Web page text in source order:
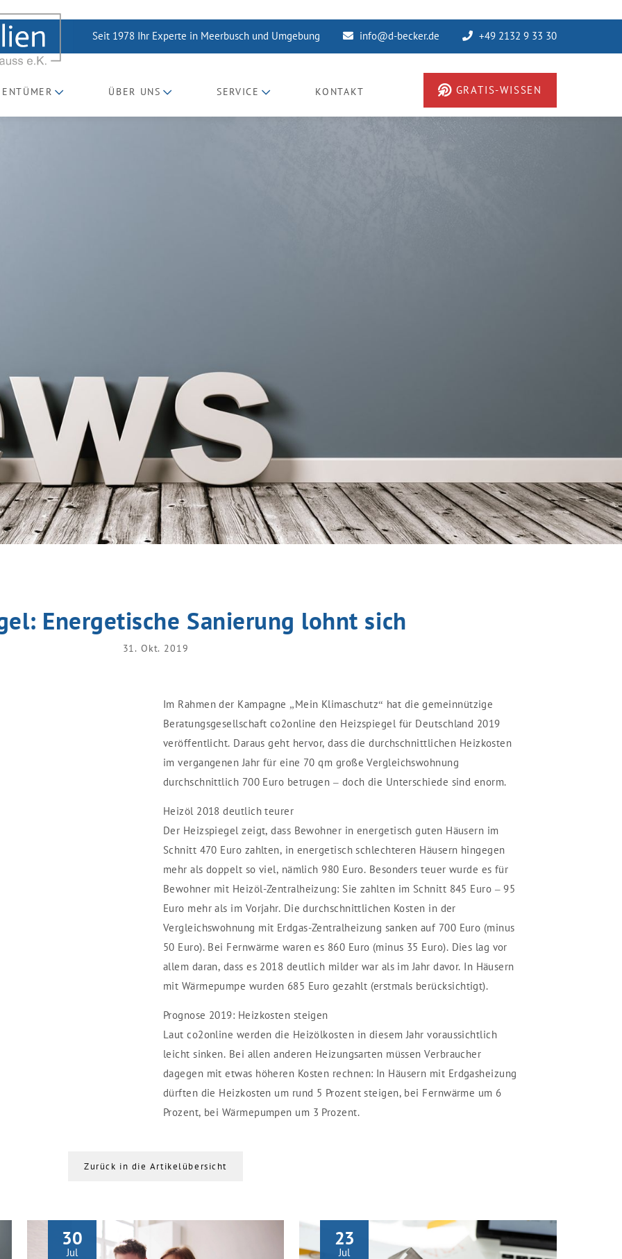
Seit 1978 Ihr Experte in Meerbusch und Umgebung info@d-becker.de +49 2132 9 33 30
ÜBER UNS SERVICE KONTAKT GRATIS-WISSEN
Energetische Sanierung lohnt sich
31. Okt. 2019
Im Rahmen der Kampagne „Mein Klimaschutz“ hat die gemeinnützige
Beratungsgesellschaft co2online den Heizspiegel für Deutschland 2019
veröffentlicht. Daraus geht hervor, dass die durchschnittlichen Heizkosten
im vergangenen Jahr für eine 70 qm große Vergleichswohnung
durchschnittlich 700 Euro betrugen – doch die Unterschiede sind enorm.
Heizöl 2018 deutlich teurer
Der Heizspiegel zeigt, dass Bewohner in energetisch guten Häusern im
Schnitt 470 Euro zahlten, in energetisch schlechteren Häusern hingegen
mehr als doppelt so viel, nämlich 980 Euro. Besonders teuer wurde es für
Bewohner mit Heizöl-Zentralheizung: Sie zahlten im Schnitt 845 Euro – 95
Euro mehr als im Vorjahr. Die durchschnittlichen Kosten in der
Vergleichswohnung mit Erdgas-Zentralheizung sanken auf 700 Euro (minus
50 Euro). Bei Fernwärme waren es 860 Euro (minus 35 Euro). Dies lag vor
allem daran, dass es 2018 deutlich milder war als im Jahr davor. In Häusern
mit Wärmepumpe wurden 685 Euro gezahlt (erstmals berücksichtigt).
Prognose 2019: Heizkosten steigen
Laut co2online werden die Heizölkosten in diesem Jahr voraussichtlich
leicht sinken. Bei allen anderen Heizungsarten müssen Verbraucher
dagegen mit etwas höheren Kosten rechnen: In Häusern mit Erdgasheizung
dürften die Heizkosten um rund 5 Prozent steigen, bei Fernwärme um 6
Prozent, bei Wärmepumpen um 3 Prozent.
Zurück in die Artikelübersicht
30
Jul
23
Jul